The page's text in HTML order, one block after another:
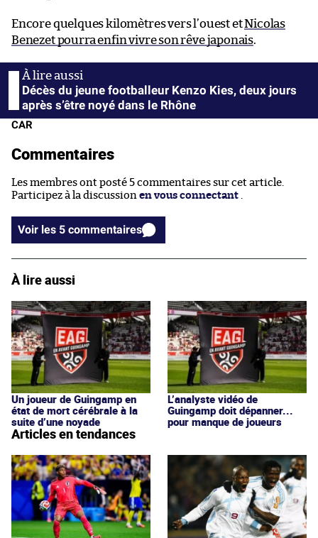
Encore quelques kilomètres vers l’ouest etNicolas
Benezet pourra enfin vivre son rêve japonais.
Décès du jeune footballeur Kenzo Kies, deux jours
après s’être noyé dans le Rhône
CAR
Commentaires
Les membres ont posté 5 commentaires sur cet article.
Participez à la discussion en vous connectant
Voir les 5 commentaires
À lire aussi
Un joueur de Guingamp en
état de mort cérébrale à la
suite d’une noyade
L’analyste vidéo de
Guingamp doit dépanner...
pour manque de joueurs
Articles en tendances